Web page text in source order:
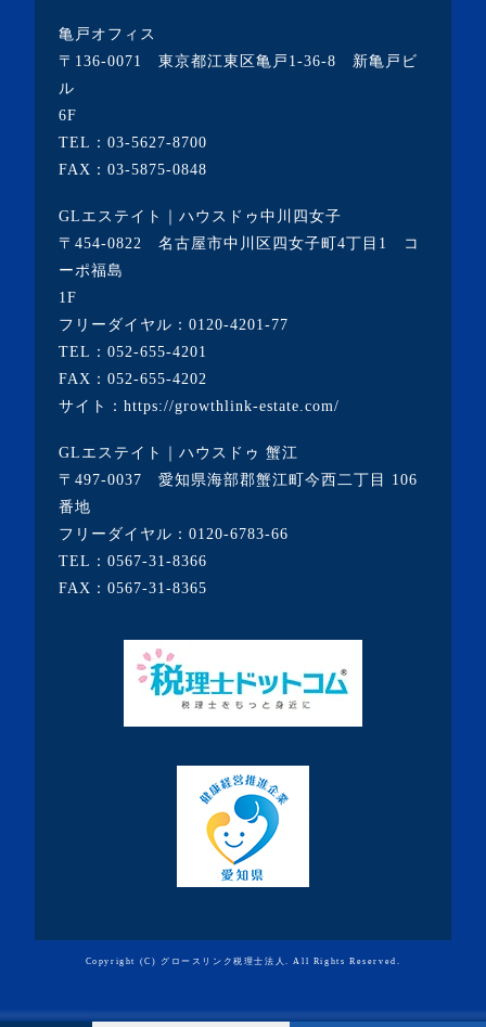
亀戸オフィス
〒136-0071 東京都江東区亀戸1-36-8 新亀戸ビ
ル
6F
TEL： 03-5627-8700
FAX：03-5875-0848
GLエステイト｜ハウスドゥ中川四女子
〒454-0822 名古屋市中川区四女子町4丁目1 コ
ーポ福島
1F
フリーダイヤル： 0120-4201-77
TEL： 052-655-4201
FAX：052-655-4202
サイト： https://growthlink-estate.com/
GLエステイト｜ハウスドゥ 蟹江
〒497-0037 愛知県海部郡蟹江町今西二丁目 106
番地
フリーダイヤル： 0120-6783-66
TEL： 0567-31-8366
FAX：0567-31-8365
Copyright (C) グロースリンク税理士法人. All Rights Reserved.